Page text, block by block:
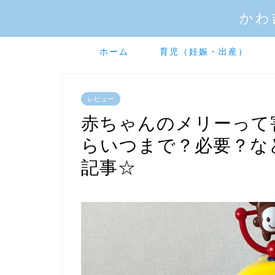
かわ
ホーム 育児（妊娠・出産）
レビュー
赤ちゃんのメリーっ
らいつまで？必要？
記事☆